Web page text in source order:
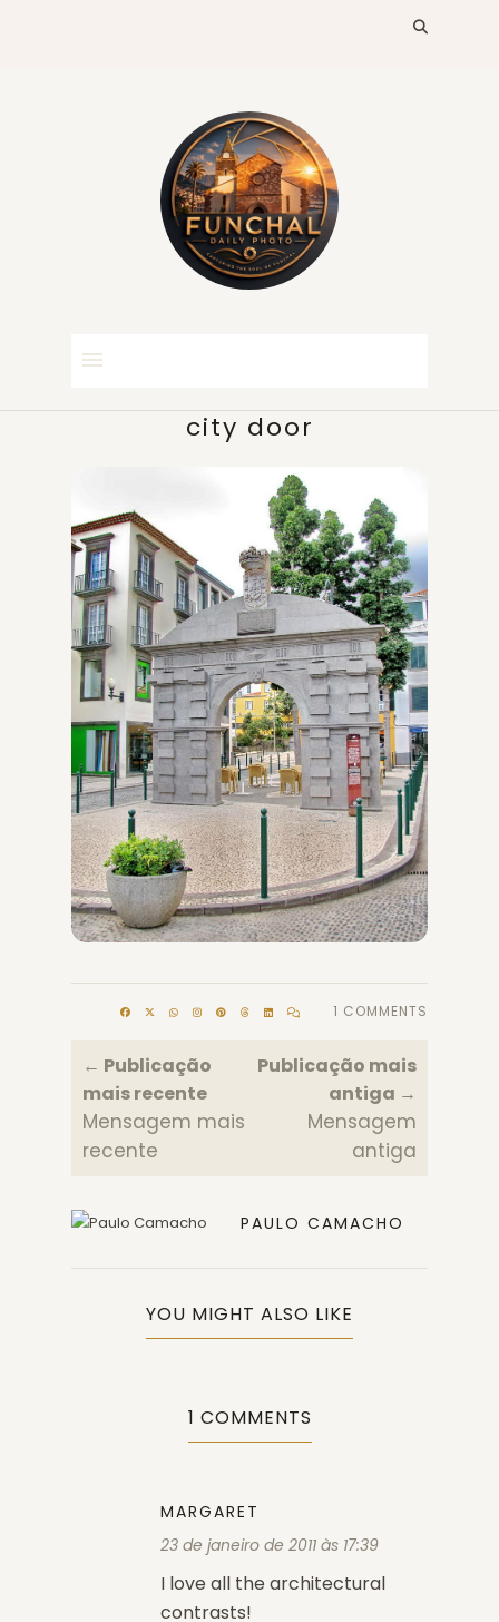
city door
1 COMMENTS
← Publicação
mais recente
Mensagem mais
recente
Publicação mais
antiga →
Mensagem
antiga
PAULO CAMACHO
YOU MIGHT ALSO LIKE
1 COMMENTS
MARGARET
23 de janeiro de 2011 às 17:39
I love all the architectural
contrasts!